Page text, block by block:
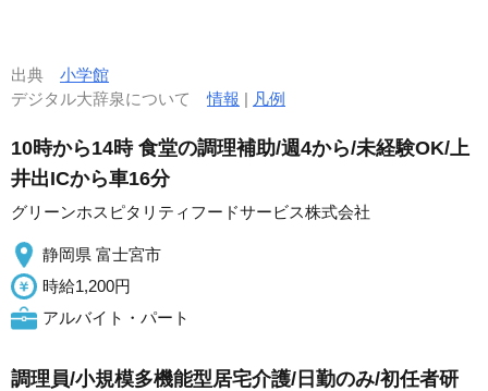
出典 小学館
デジタル大辞泉について情報 | 凡例
10時から14時 食堂の調理補助/週4から/未経験OK/上
井出ICから車16分
グリーンホスピタリティフードサービス株式会社
静岡県 富士宮市
時給1,200円
アルバイト・パート
調理員/小規模多機能型居宅介護/日勤のみ/初任者研